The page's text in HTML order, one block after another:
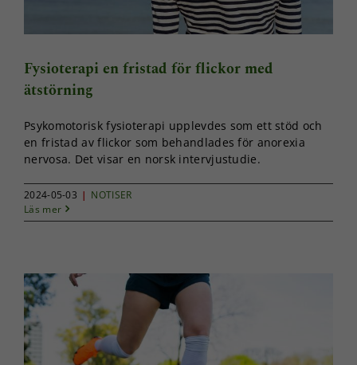
Fysioterapi en fristad för flickor med
ätstörning
Psykomotorisk fysioterapi upplevdes som ett stöd och
en fristad av flickor som behandlades för anorexia
nervosa. Det visar en norsk intervjustudie.
2024-05-03 | NOTISER
Läs mer